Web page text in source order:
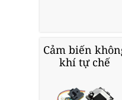
Cảm biến
khí tự chế